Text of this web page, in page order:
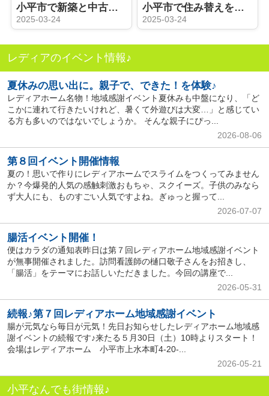
小平市で新築と中古住宅どちらが良い？購入のポイントをご紹介
2025-03-24
小平市で住み替えをお考えですか？サポート内容をご紹介
2025-03-24
レディアのイベント情報♪
夏休みの思い出に。親子で、できた！を体験♪
レディアホーム名物！地域感謝イベント夏休みも中盤になり、「ど
こかに連れて行きたいけれど、暑くて外遊びは大変…」と感じてい
る方も多いのではないでしょうか。 そんな親子にぴっ...
2026-08-06
第８回イベント開催情報
夏の！思いで作りにレディアホームでスライムをつくってみません
か？今爆発的人気の感触刺激おもちゃ、スクイーズ。子供のみなら
ず大人にも、ものすごい人気ですよね。ぎゅっと握って...
2026-07-07
腸活イベント開催！
便はカラダの通知表昨日は第７回レディアホーム地域感謝イベント
が無事開催されました。訪問看護師の樋口敬子さんをお招きし、
「腸活」をテーマにお話しいただきました。今回の講座で...
2026-05-31
続報♪第７回レディアホーム地域感謝イベント
腸が元気なら毎日が元気！先日お知らせしたレディアホーム地域感
謝イベントの続報です♪来たる５月30日（土）10時よりスタート！
会場はレディアホーム 小平市上水本町4-20-...
2026-05-21
小平なんでも街情報♪